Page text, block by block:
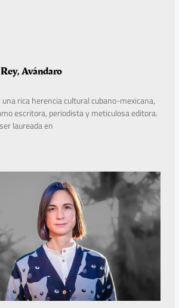
Avándaro
una rica herencia cultural cubano-mexicana,
escritora, periodista y meticulosa editora.
laureada en